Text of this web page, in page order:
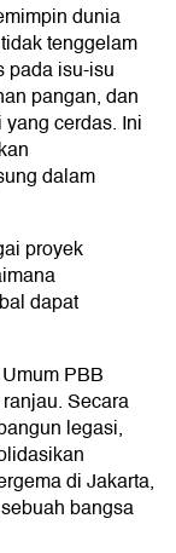
dunia
tenggelam
pada isu-isu
pangan, dan
cerdas. Ini
dalam
proyek
dapat
PBB
Secara
legasi,
di Jakarta,
bangsa